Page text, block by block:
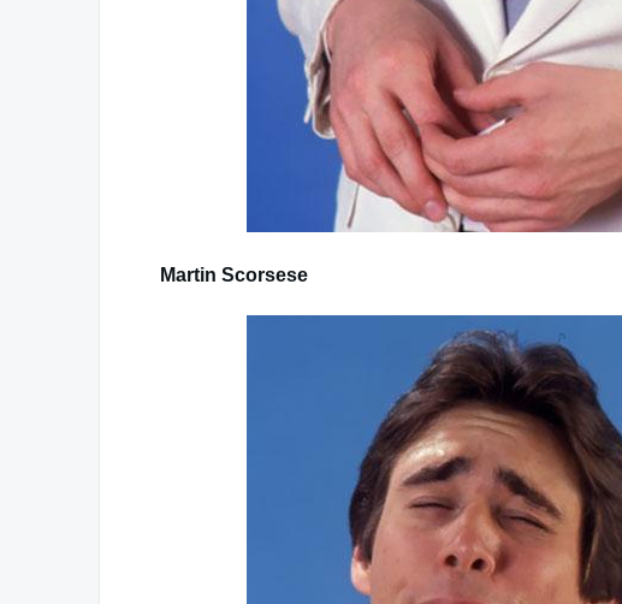
Martin Scorsese